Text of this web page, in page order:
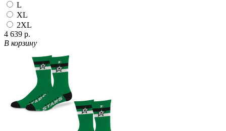
L
XL
2XL
4 639 р.
В корзину